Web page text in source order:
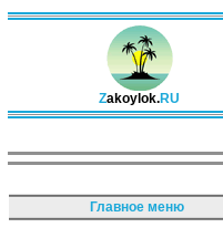
Zakoylok.RU
Главное меню